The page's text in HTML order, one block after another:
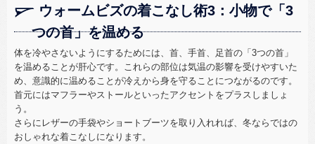
ウォームビズの着こなし術3：小物で「3
つの首」を温める
体を冷やさないようにするためには、首、手首、足首の「3つの首」
を温めることが肝心です。これらの部位は気温の影響を受けやすいた
め、意識的に温めることが冷えから身を守ることにつながるのです。
首元にはマフラーやストールといったアクセントをプラスしましょ
う。
さらにレザーの手袋やショートブーツを取り入れれば、冬ならではの
おしゃれな着こなしになります。